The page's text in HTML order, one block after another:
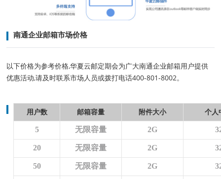
南通企业邮箱市场价格
以下价格为参考价格,华夏云邮定期会为广大南通企业邮箱用户提供
优惠活动,请及时联系市场人员或拨打电话400-801-8002。
用户数 邮箱容量 附件大小 个人
5 无限容量 2G
20 无限容量 2G
50 无限容量 2G